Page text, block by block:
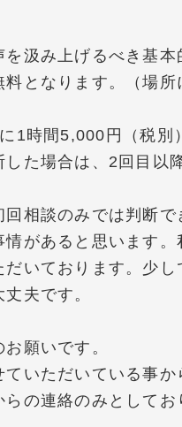
汲み上げるべき基本
となります。（場所
1時間5,000円（税
た場合は、2回目以
相談のみでは判断
があると思います
だいております。少
夫です。
願いです。
いただいている事
の連絡のみとしてお